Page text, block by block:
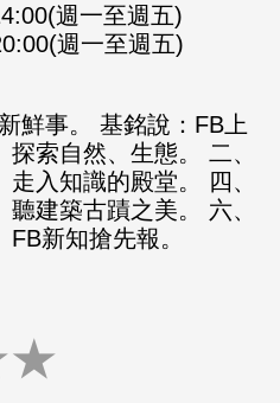
週一至週五)
週一至週五)
鮮事。 基銘說：FB上
索自然、生態。 二、
入知識的殿堂。 四、
建築古蹟之美。 六、
新知搶先報。
★